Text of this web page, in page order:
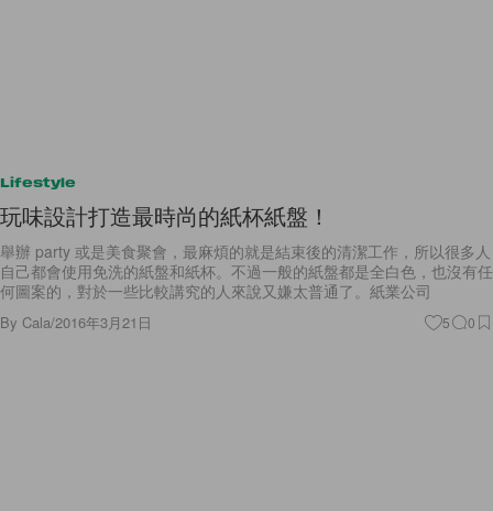
Lifestyle
玩味設計打造最時尚的紙杯紙盤！
舉辦 party 或是美食聚會，最麻煩的就是結束後的清潔工作，所以很多人
自己都會使用免洗的紙盤和紙杯。不過一般的紙盤都是全白色，也沒有任
何圖案的，對於一些比較講究的人來說又嫌太普通了。紙業公司
By Cala/2016年3月21日 5 0